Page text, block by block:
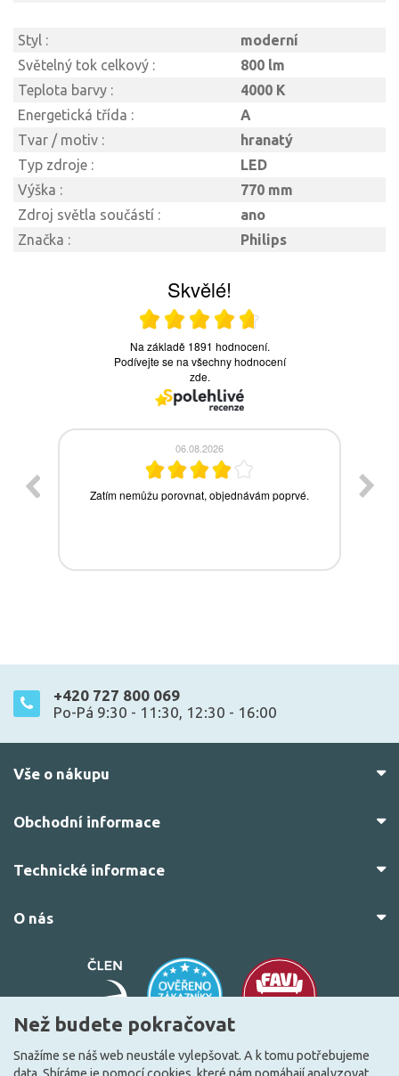
Styl :
moderní
Světelný tok celkový :
800 lm
Teplota barvy :
4000 K
Energetická třída :
A
Tvar / motiv :
hranatý
Typ zdroje :
LED
Výška :
770 mm
Zdroj světla součástí :
ano
Značka :
Philips
+420 727 800 069
Po-Pá 9:30 - 11:30, 12:30 - 16:00
Vše o nákupu
Obchodní informace
Technické informace
O nás
Než budete pokračovat
Snažíme se náš web neustále vylepšovat. A k tomu potřebujeme